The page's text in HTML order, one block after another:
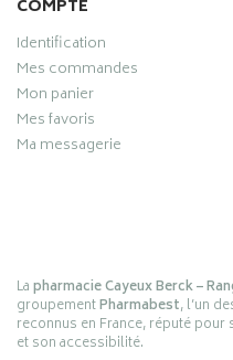
COMPTE
Identification
Mes commandes
Mon panier
Mes favoris
Ma messagerie
Lapharmacie Cayeux Berck –
groupementPharmabest, l’un
reconnus en France, réputé
et son accessibilité.